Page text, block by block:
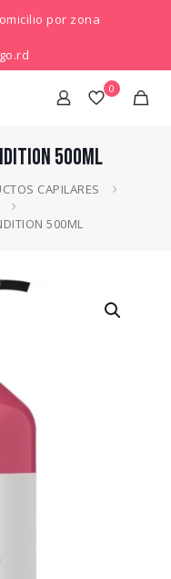
por zona
0
500ML
CAPILARES
500ML